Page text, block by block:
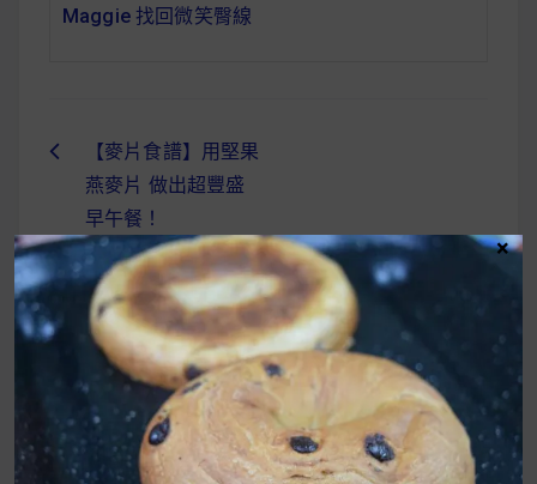
Maggie 找回微笑臀線
文
導
【麥片食譜】用堅果
燕麥片 做出超豐盛
早午餐！
UrMart 為你打造理想生活
×